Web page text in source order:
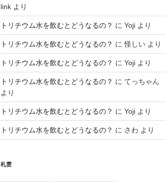
link より
トリチウム水を飲むとどうなるの？ に Yoji より
トリチウム水を飲むとどうなるの？ に怪しい より
トリチウム水を飲むとどうなるの？ に Yoji より
トリチウム水を飲むとどうなるの？ に てっちゃん
より
トリチウム水を飲むとどうなるの？ に Yoji より
トリチウム水を飲むとどうなるの？ に さわ より
札雲